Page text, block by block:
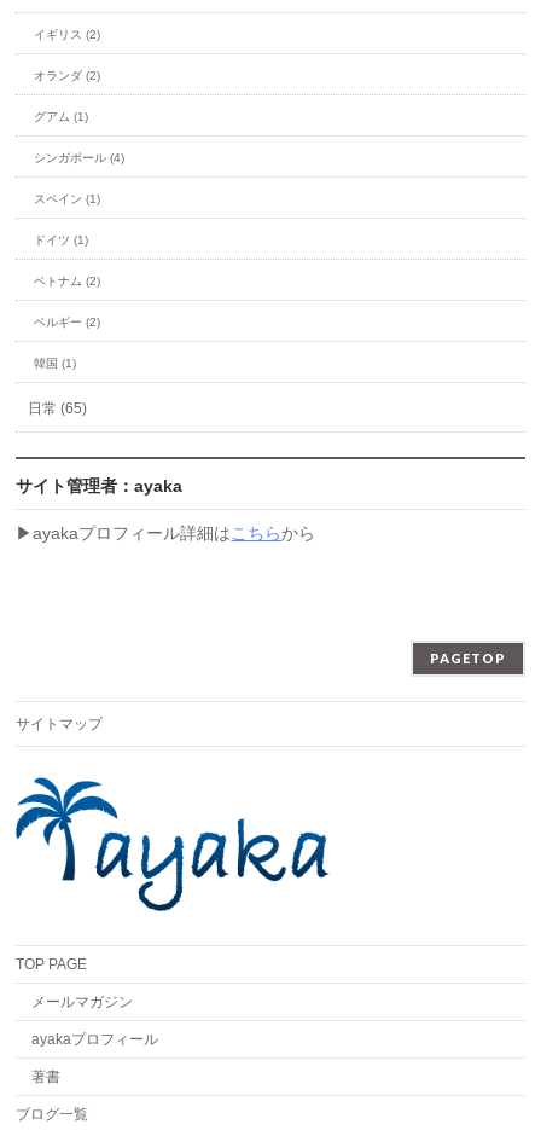
イギリス (2)
オランダ (2)
グアム (1)
シンガポール (4)
スペイン (1)
ドイツ (1)
ベトナム (2)
ベルギー (2)
韓国 (1)
日常 (65)
サイト管理者：ayaka
▶︎ayakaプロフィール詳細はこちらから
PAGETOP
サイトマップ
TOP PAGE
メールマガジン
ayakaプロフィール
著書
ブログ一覧